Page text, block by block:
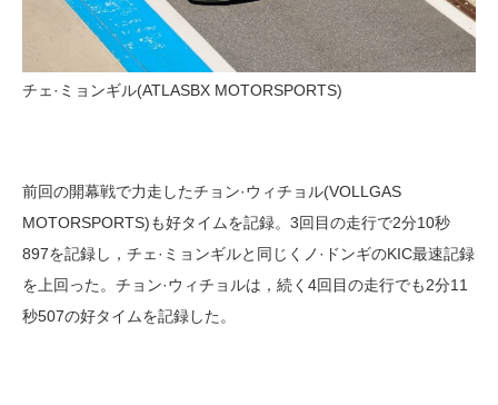
チェ·ミョンギル(ATLASBX MOTORSPORTS)
前回の開幕戦で力走したチョン·ウィチョル(VOLLGAS
MOTORSPORTS)も好タイムを記録。3回目の走行で2分10秒
897を記録し，チェ·ミョンギルと同じくノ·ドンギのKIC最速記録
を上回った。チョン·ウィチョルは，続く4回目の走行でも2分11
秒507の好タイムを記録した。